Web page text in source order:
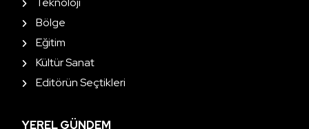
Bölge
Eğitim
Kültür Sanat
Editörün Seçtikleri
YEREL GÜNDEM